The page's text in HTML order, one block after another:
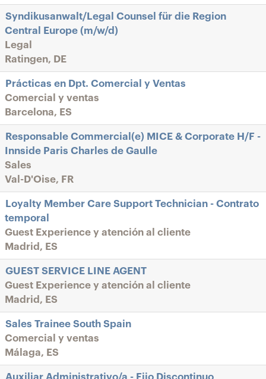
Syndikusanwalt/Legal Counsel für die Region
Central Europe (m/w/d)
Legal
Ratingen, DE
Prácticas en Dpt. Comercial y Ventas
Comercial y ventas
Barcelona, ES
Responsable Commercial(e) MICE & Corporate H/F -
Innside Paris Charles de Gaulle
Sales
Val-D'Oise, FR
Loyalty Member Care Support Technician - Contrato
temporal
Guest Experience y atención al cliente
Madrid, ES
GUEST SERVICE LINE AGENT
Guest Experience y atención al cliente
Madrid, ES
Sales Trainee South Spain
Comercial y ventas
Málaga, ES
Auxiliar Administrativo/a - Fijo Discontinuo